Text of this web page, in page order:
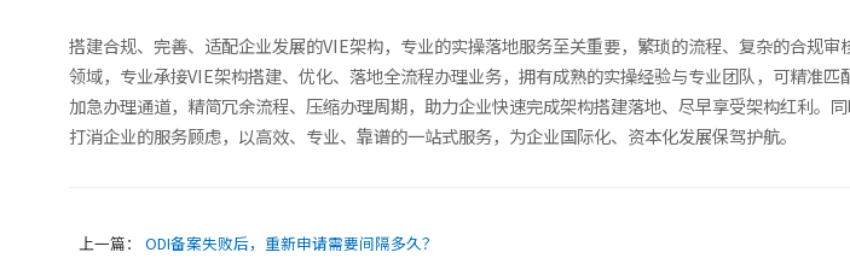
搭建合规、完善、适配企业发展的VIE架构，专业的实操落地服务至关重要，繁琐的流程、复杂的合规
领域，专业承接VIE架构搭建、优化、落地全流程办理业务，拥有成熟的实操经验与专业团队，可精准
加急办理通道，精简冗余流程、压缩办理周期，助力企业快速完成架构搭建落地、尽早享受架构红利
打消企业的服务顾虑，以高效、专业、靠谱的一站式服务，为企业国际化、资本化发展保驾护航。
上一篇：
ODI备案失败后，重新申请需要间隔多久？